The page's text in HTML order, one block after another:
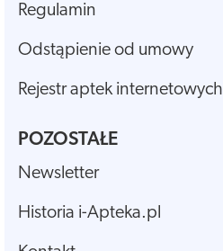
Regulamin
Odstąpienie od umowy
Rejestr aptek internetowych
POZOSTAŁE
Newsletter
Historia i-Apteka.pl